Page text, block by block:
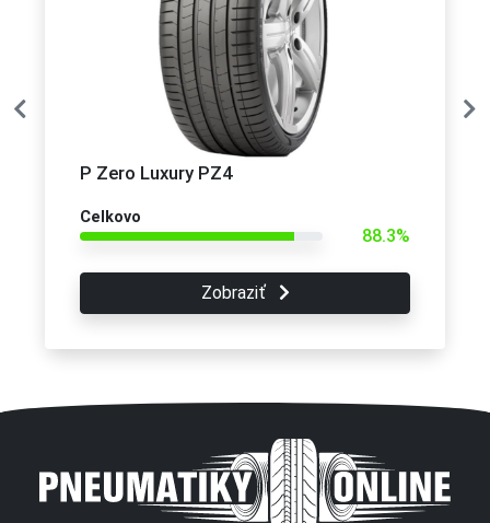
P Zero Luxury PZ4
Celkovo
88.3%
Zobraziť